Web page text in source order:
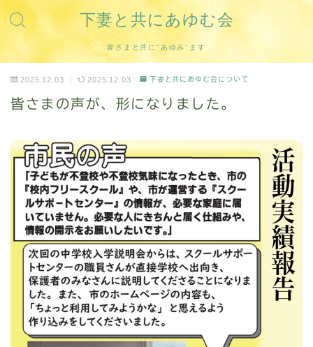
下妻と共にあゆむ会
皆さまと共に”あゆみ”ます
2025.12.03 2025.12.03 下妻と共にあゆむ会について
皆さまの声が、形になりました。